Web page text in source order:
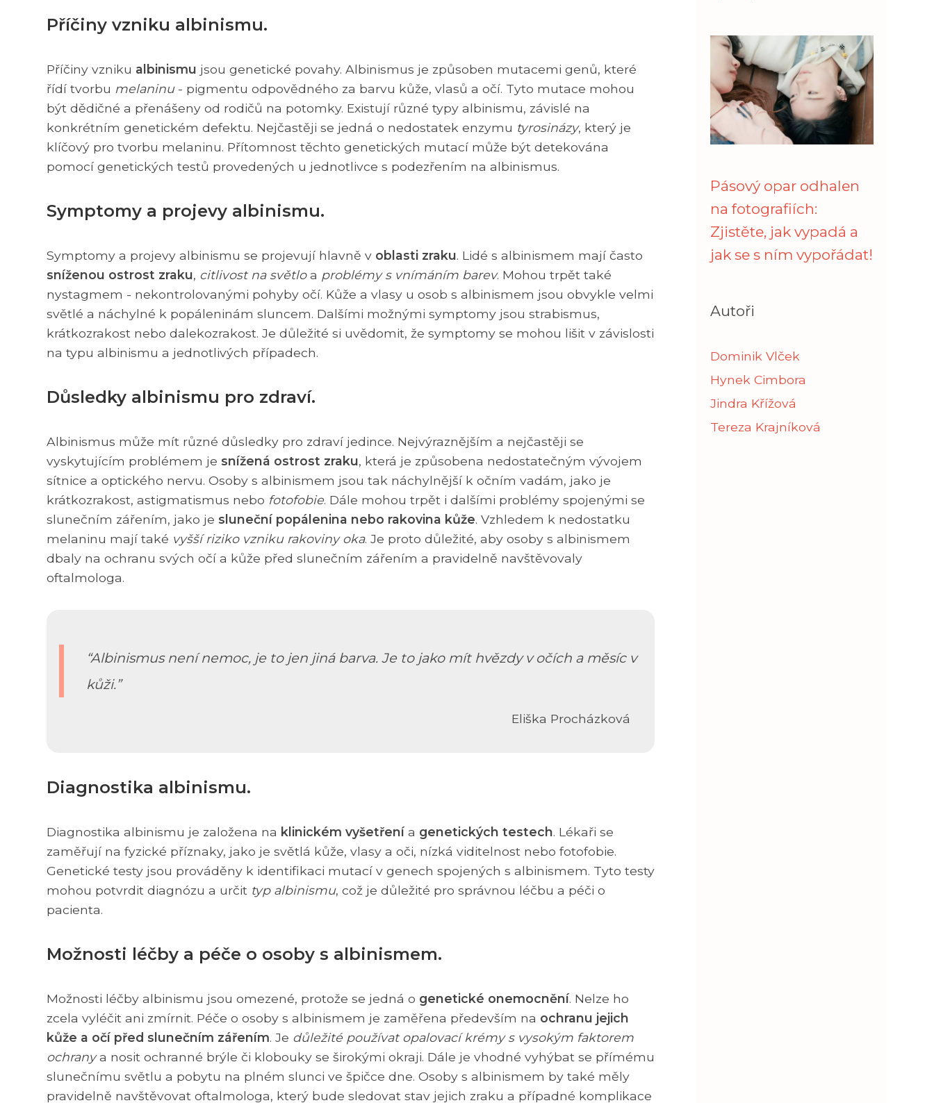
Příčiny vzniku albinismu.
Příčiny vzniku albinismu jsou genetické povahy. Albinismus je způsoben mutacemi genů, které
řídí tvorbu melaninu- pigmentu odpovědného za barvu kůže, vlasů a očí. Tyto mutace mohou
být dědičné a přenášeny od rodičů na potomky. Existují různé typy albinismu, závislé na
konkrétním genetickém defektu. Nejčastěji se jedná o nedostatek enzymu tyrosinázy, který je
klíčový pro tvorbu melaninu. Přítomnost těchto genetických mutací může být detekována
pomocí genetických testů provedených u jednotlivce s podezřením na albinismus.
Symptomy a projevy albinismu.
Symptomy a projevy albinismu se projevují hlavně v oblasti zraku. Lidé s albinismem mají často
sníženou ostrost zraku, citlivost na světloa problémy s vnímáním barev. Mohou trpět také
nystagmem - nekontrolovanými pohyby očí. Kůže a vlasy u osob s albinismem jsou obvykle velmi
světlé a náchylné k popáleninám sluncem. Dalšími možnými symptomy jsou strabismus,
krátkozrakost nebo dalekozrakost. Je důležité si uvědomit, že symptomy se mohou lišit v závislosti
na typu albinismu a jednotlivých případech.
Důsledky albinismu pro zdraví.
Albinismus může mít různé důsledky pro zdraví jedince. Nejvýraznějším a nejčastěji se
vyskytujícím problémem je snížená ostrost zraku, která je způsobena nedostatečným vývojem
sítnice a optického nervu. Osoby s albinismem jsou tak náchylnější k očním vadám, jako je
krátkozrakost, astigmatismus nebo fotofobie. Dále mohou trpět i dalšími problémy spojenými se
slunečním zářením, jako je sluneční popálenina nebo rakovina kůže. Vzhledem k nedostatku
melaninu mají také vyšší riziko vzniku rakoviny oka. Je proto důležité, aby osoby s albinismem
dbaly na ochranu svých očí a kůže před slunečním zářením a pravidelně navštěvovaly
oftalmologa.
Albinismus není nemoc, je to jen jiná barva. Je to jako mít hvězdy v očích a měsíc v
kůži.
Eliška Procházková
Diagnostika albinismu.
Diagnostika albinismu je založena na klinickém vyšetřenía genetických testech. Lékaři se
zaměřují na fyzické příznaky, jako je světlá kůže, vlasy a oči, nízká viditelnost nebo fotofobie.
Genetické testy jsou prováděny k identifikaci mutací v genech spojených s albinismem. Tyto testy
mohou potvrdit diagnózu a určit typ albinismu, což je důležité pro správnou léčbu a péči o
pacienta.
Možnosti léčby a péče o osoby s albinismem.
Možnosti léčby albinismu jsou omezené, protože se jedná o genetické onemocnění. Nelze ho
zcela vyléčit ani zmírnit. Péče o osoby s albinismem je zaměřena především na ochranu jejich
kůže a očí před slunečním zářením. Je důležité používat opalovací krémy s vysokým faktorem
ochranya nosit ochranné brýle či klobouky se širokými okraji. Dále je vhodné vyhýbat se přímému
slunečnímu světlu a pobytu na plném slunci ve špičce dne. Osoby s albinismem by také měly
pravidelně navštěvovat oftalmologa, který bude sledovat stav jejich zraku a případné komplikace
Pásový opar odhalen
na fotografiích:
Zjistěte, jak vypadá a
jak se s ním vypořádat!
Autoři
Dominik Vlček
Hynek Cimbora
Jindra Křížová
Tereza Krajníková